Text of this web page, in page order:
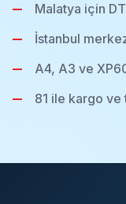
Malatya için
İstanbul
A4, A3 ve
81 ile kargo